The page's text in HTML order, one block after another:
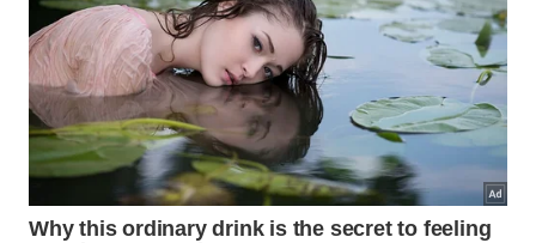
Aprenda estratégias técnicas para preservar a saúde do
seu smartphone por muitos anos.